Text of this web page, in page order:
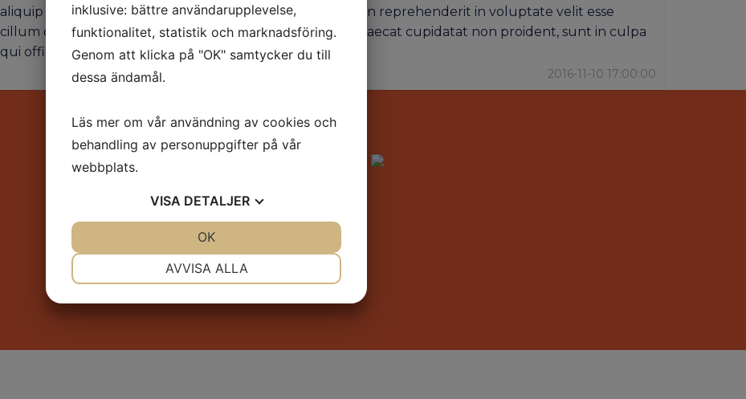
2016-11-10 17:00:00
aliquip ex ea commodo consequat. Duis aute irure dolor in reprehenderit in voluptate velit esse
cillum dolore eu fugiat nulla pariatur. Excepteur sint occaecat cupidatat non proident, sunt in culpa
qui officia deserunt mollit anim id est laborum.
Stockholms Svetskonsult AB
info@stockholmssvetskonsult.se
inklusive: bättre användarupplevelse,
funktionalitet, statistik och marknadsföring.
Genom att klicka på "OK" samtycker du till
dessa ändamål.
Läs mer om vår användning av cookies och
behandling av personuppgifter på vår
webbplats.
VISA DETALJER
AVVISA ALLA
OK